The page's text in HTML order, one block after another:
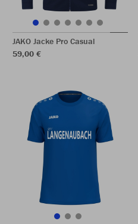
JAKO Jacke Pro Casual
59,00 €